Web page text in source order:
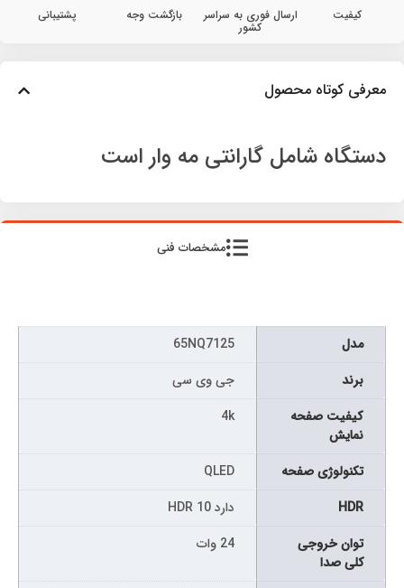
کیفیت ارسال فوری به سراسر
کشور
بازگشت وجه پشتیبانی
معرفی کوتاه محصول
دستگاه شامل گارانتی مه وار است
مشخصات فنی
مدل
65NQ7125
برند
جی وی سی
كيفيت صفحه
نمايش
4k
تکنولوژی صفحه
QLED
HDR
دارد HDR 10
توان خروجی
کلی صدا
24 وات